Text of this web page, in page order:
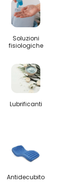
Soluzioni
fisiologiche
Lubrificanti
Antidecubito